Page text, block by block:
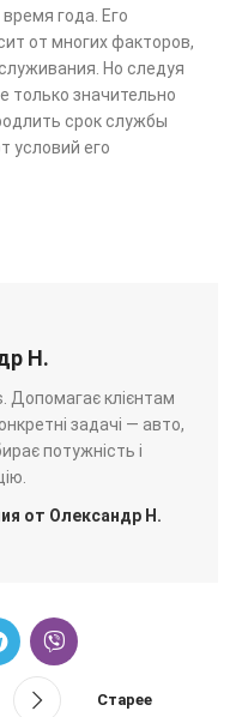
года. Его
от многих факторов,
Но следуя
значительно
срок службы
условий его
Н.
Допомагає клієнтам
задачі — авто,
потужність і
от Олександр Н.
Старее